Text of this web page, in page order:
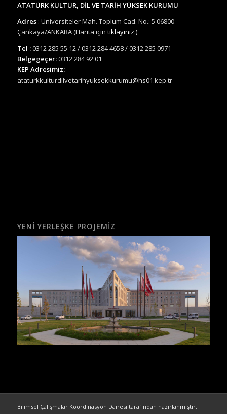
ATATÜRK KÜLTÜR, DİL VE TARİH YÜKSEK KURUMU
Adres : Üniversiteler Mah. Toplum Cad. No.: 5 06800
Çankaya/ANKARA (Harita için tıklayınız.)
Tel :0312 285 55 12 / 0312 284 4658 / 0312 285 0971
Belgegeçer:0312 284 92 01
KEP Adresimiz:
ataturkkulturdilvetarihyuksekkurumu@hs01.kep.tr
YENI YERLEŞKE PROJEMIZ
Bilimsel Çalışmalar Koordinasyon Dairesi tarafından hazırlanmıştır.